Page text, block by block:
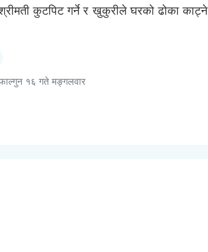
कुटपिट गर्ने र खुकुरीले घरको ढोका
१६ गते मङ्गलवार